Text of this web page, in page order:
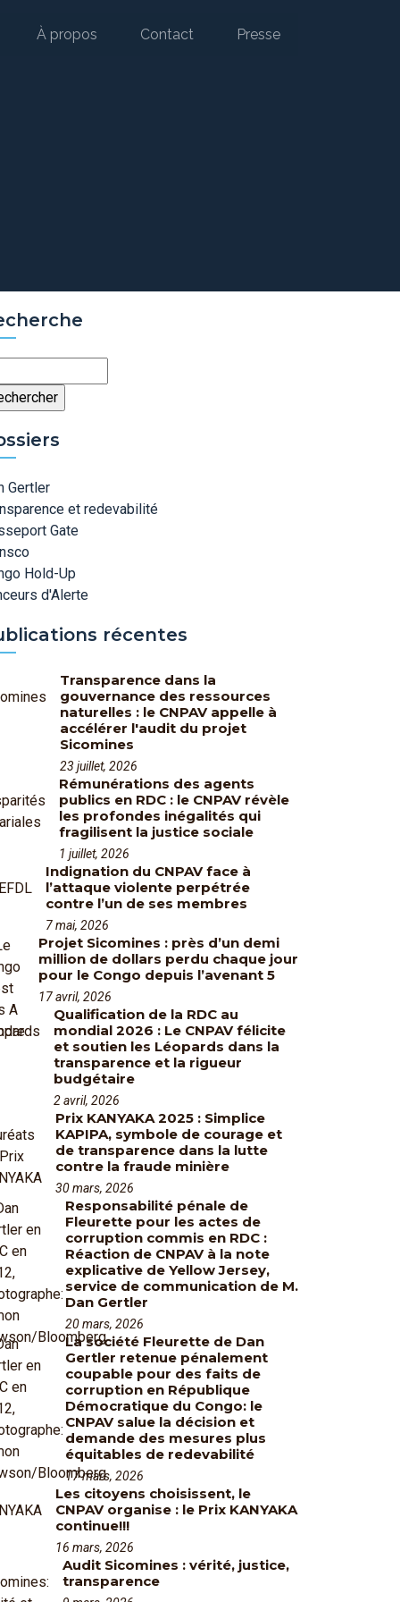
À propos Contact Presse
Gertler
et redevabilité
Gate
Hold-Up
d'Alerte
récentes
Transparence dans la
gouvernance des ressources
naturelles : le CNPAV appelle à
accélérer l'audit du projet
Sicomines
23 juillet, 2026
Rémunérations des agents
publics en RDC : le CNPAV révèle
les profondes inégalités qui
fragilisent la justice sociale
1 juillet, 2026
Indignation du CNPAV face à
l’attaque violente perpétrée
contre l’un de ses membres
7 mai, 2026
Projet Sicomines : près d’un demi
million de dollars perdu chaque jour
pour le Congo depuis l’avenant 5
17 avril, 2026
Qualification de la RDC au
mondial 2026 : Le CNPAV félicite
et soutien les Léopards dans la
transparence et la rigueur
budgétaire
2 avril, 2026
Prix KANYAKA 2025 : Simplice
KAPIPA, symbole de courage et
de transparence dans la lutte
contre la fraude minière
30 mars, 2026
Responsabilité pénale de
Fleurette pour les actes de
corruption commis en RDC :
Réaction de CNPAV à la note
explicative de Yellow Jersey,
service de communication de M.
Dan Gertler
20 mars, 2026
La société Fleurette de Dan
Gertler retenue pénalement
coupable pour des faits de
corruption en République
Démocratique du Congo: le
CNPAV salue la décision et
demande des mesures plus
équitables de redevabilité
17 mars, 2026
Les citoyens choisissent, le
CNPAV organise : le Prix KANYAKA
continue!!!
16 mars, 2026
Audit Sicomines : vérité, justice,
transparence